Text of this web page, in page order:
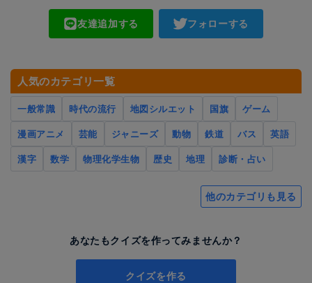
友達追加する フォローする
人気のカテゴリ一覧
一般常識 時代の流行 地図シルエット 国旗
ゲーム
漫画アニメ
芸能 ジャニーズ 動物 鉄道 バス
英語
漢字
数学 物理化学生物 歴史 地理 診断・占い
他のカテゴリも見る
あなたもクイズを作ってみませんか？
クイズを作る